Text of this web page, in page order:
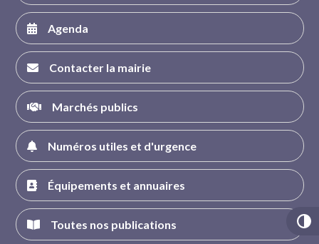
Agenda
Contacter la mairie
Marchés publics
Numéros utiles et d'urgence
Équipements et annuaires
Toutes nos publications